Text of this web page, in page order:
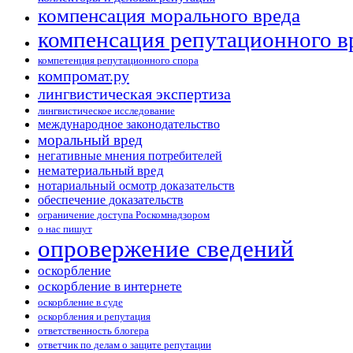
компенсация морального вреда
компенсация репутационного
компетенция репутационного спора
компромат.ру
лингвистическая экспертиза
лингвистическое исследование
международное законодательство
моральный вред
негативные мнения потребителей
нематериальный вред
нотариальный осмотр доказательств
обеспечение доказательств
ограничение доступа Роскомнадзором
о нас пишут
опровержение сведений
оскорбление
оскорбление в интернете
оскорбление в суде
оскорбления и репутация
ответственность блогера
ответчик по делам о защите репутации